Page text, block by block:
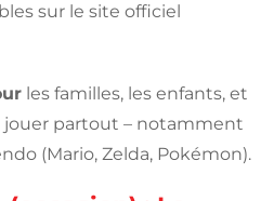
sur le site officiel
les familles, les enfants, et
partout – notamment
(Mario, Zelda, Pokémon).